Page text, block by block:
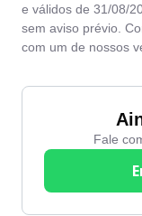
Comandos no
Computador de
Entrada Auxiliar
Entrada USB
Espelhos Eletricos
e válidos de 31/08/
sem aviso prévio.
com um de nossos
Fale